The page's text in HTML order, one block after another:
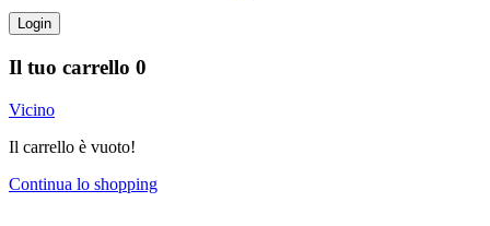
Login
Il tuo carrello 0
Vicino
Il carrello è vuoto!
Continua lo shopping